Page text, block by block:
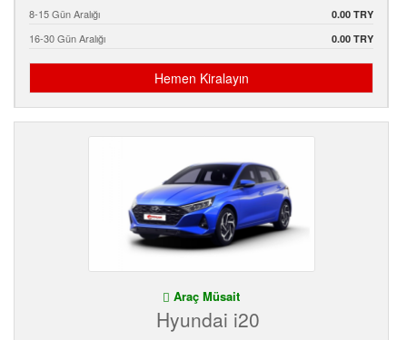
8-15 Gün Aralığı 0.00 TRY
16-30 Gün Aralığı 0.00 TRY
Hemen Kiralayın
Araç Müsait
Hyundai i20